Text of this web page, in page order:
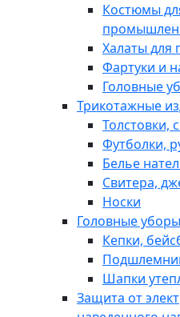
Костюмы
Халаты
Фартуки и
Головные
Трикотажные
Толстовки,
Футболки,
Белье
Свитера,
Носки
Головные уборы
Кепки,
Шапки
Защита от